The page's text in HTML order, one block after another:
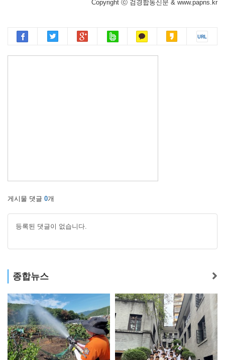
Copyright ⓒ 검경합동신문 & www.papns.kr
게시물 댓글 0개
등록된 댓글이 없습니다.
종합뉴스